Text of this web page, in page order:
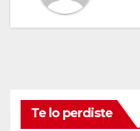
Te lo perdiste